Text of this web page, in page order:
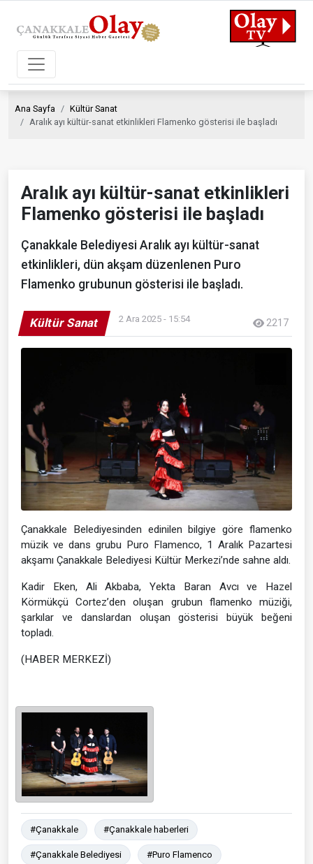
Ana Sayfa
Kültür Sanat
Aralık ayı kültür-sanat etkinlikleri Flamenko gösterisi ile başladı
Aralık ayı kültür-sanat etkinlikleri
Flamenko gösterisi ile başladı
Çanakkale Belediyesi Aralık ayı kültür-sanat
etkinlikleri, dün akşam düzenlenen Puro
Flamenko grubunun gösterisi ile başladı.
Kültür Sanat 2 Ara 2025 - 15:54 2217
Çanakkale Belediyesinden edinilen bilgiye göre flamenko
müzik ve dans grubu Puro Flamenco, 1 Aralık Pazartesi
akşamı Çanakkale Belediyesi Kültür Merkezi’nde sahne aldı.
Kadir Eken, Ali Akbaba, Yekta Baran Avcı ve Hazel
Körmükçü Cortez’den oluşan grubun flamenko müziği,
şarkılar ve danslardan oluşan gösterisi büyük beğeni
topladı.
(HABER MERKEZİ)
#Çanakkale #Çanakkale haberleri
#Çanakkale Belediyesi #Puro Flamenco